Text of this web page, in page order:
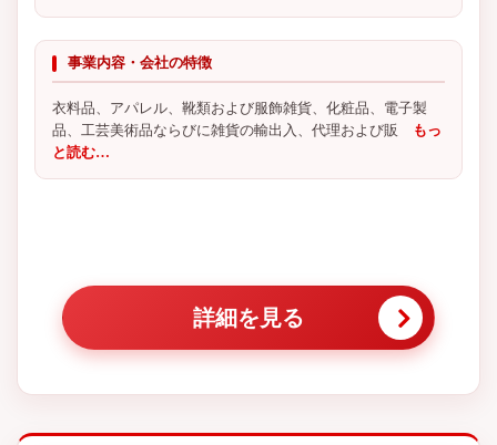
事業内容・会社の特徴
衣料品、アパレル、靴類および服飾雑貨、化粧品、電子製
品、工芸美術品ならびに雑貨の輸出入、代理および販
もっ
と読む…
詳細を見る